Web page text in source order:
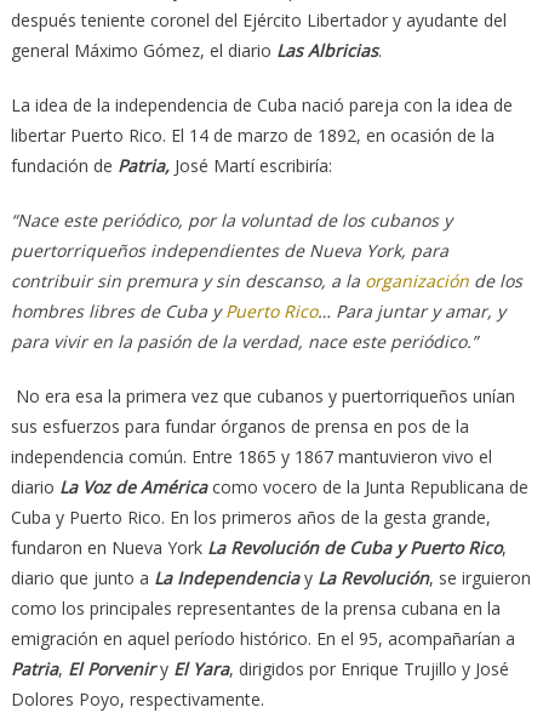
después teniente coronel del Ejército Libertador y ayudante del
general Máximo Gómez, el diario Las Albricias.
La idea de la independencia de Cuba nació pareja con la idea de
libertar Puerto Rico. El 14 de marzo de 1892, en ocasión de la
fundación de Patria,José Martí escribiría:
“Nace este periódico, por la voluntad de los cubanos y
puertorriqueños independientes de Nueva York, para
contribuir sin premura y sin descanso, a la organizaciónde los
hombres libres de Cuba yPuerto Rico… Para juntar y amar, y
para vivir en la pasión de la verdad, nace este periódico.”
No era esa la primera vez que cubanos y puertorriqueños unían
sus esfuerzos para fundar órganos de prensa en pos de la
independencia común. Entre 1865 y 1867 mantuvieron vivo el
diario La Voz de Américacomo vocero de la Junta Republicana de
Cuba y Puerto Rico. En los primeros años de la gesta grande,
fundaron en Nueva York La Revolución de Cuba y Puerto Rico,
diario que junto a La Independenciay La Revolución, se irguieron
como los principales representantes de la prensa cubana en la
emigración en aquel período histórico. En el 95, acompañarían a
Patria, El Porveniry El Yara, dirigidos por Enrique Trujillo y José
Dolores Poyo, respectivamente.